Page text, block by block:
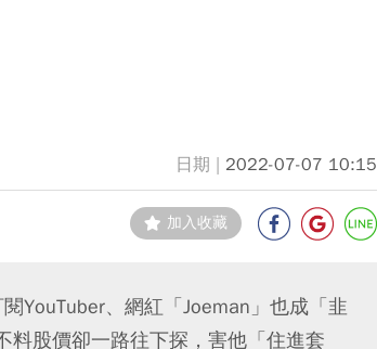
2022-07-07 10:15
加入收藏
YouTuber、網紅「Joeman」也成「韭
股價卻一路往下探，害他「住進套